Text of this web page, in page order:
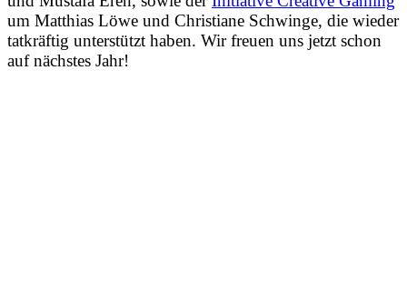
um Matthias Löwe und Christiane Schwinge, die wieder
tatkräftig unterstützt haben. Wir freuen uns jetzt schon
auf nächstes Jahr!